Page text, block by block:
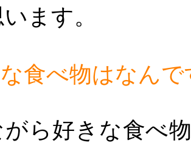
ます。
食べ物はなんで
がら好きな食べ